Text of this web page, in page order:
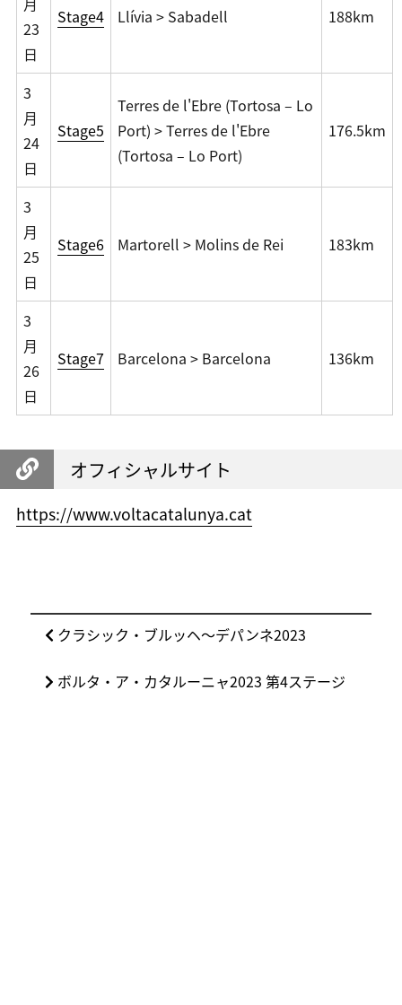
23
日
Stage4 Llívia > Sabadell 188km
3
月
24
日
Stage5
Terres de l'Ebre (Tortosa – Lo
Port) > Terres de l'Ebre
(Tortosa – Lo Port)
176.5km
3
月
25
日
Stage6 Martorell > Molins de Rei 183km
3
月
26
日
Stage7 Barcelona > Barcelona 136km
オフィシャルサイト
https://www.voltacatalunya.cat
前
投
クラシック・ブルッヘ〜デパンネ2023
次
ボルタ・ア・カタルーニャ2023 第4ステージ